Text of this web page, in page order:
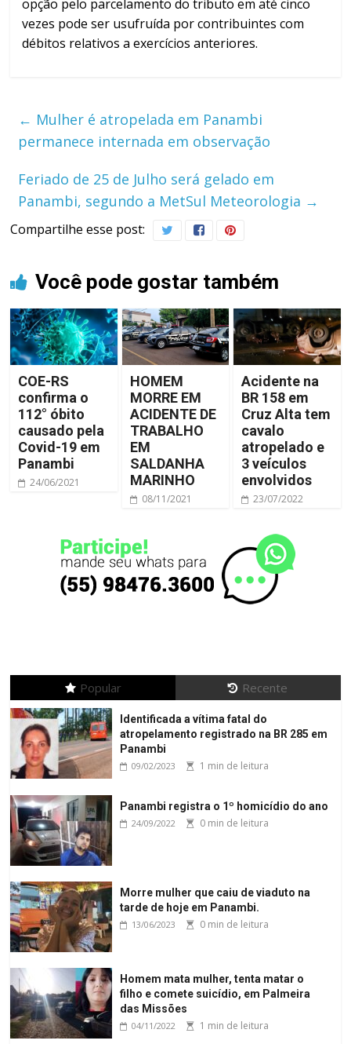
opção pelo parcelamento do tributo em até cinco
vezes pode ser usufruída por contribuintes com
débitos relativos a exercícios anteriores.
← Mulher é atropelada em Panambi
permanece internada em observação
Feriado de 25 de Julho será gelado em
Panambi, segundo a MetSul Meteorologia →
Compartilhe esse post:
Você pode gostar também
COE-RS
confirma o
112° óbito
causado pela
Covid-19 em
Panambi
24/06/2021
HOMEM
MORRE EM
ACIDENTE DE
TRABALHO
EM
SALDANHA
MARINHO
08/11/2021
Acidente na
BR 158 em
Cruz Alta tem
cavalo
atropelado e
3 veículos
envolvidos
23/07/2022
Popular Recente
Identificada a vítima fatal do
atropelamento registrado na BR 285 em
Panambi
09/02/2023 1 min de leitura
Panambi registra o 1º homicídio do ano
24/09/2022 0 min de leitura
Morre mulher que caiu de viaduto na
tarde de hoje em Panambi.
13/06/2023 0 min de leitura
Homem mata mulher, tenta matar o
filho e comete suicídio, em Palmeira
das Missões
04/11/2022 1 min de leitura